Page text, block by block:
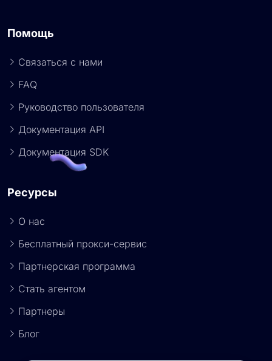
Помощь
Связаться с нами
FAQ
Руководство пользователя
Документация API
Документация SDK
Ресурсы
О нас
Бесплатный прокси-сервис
Партнерская программа
Стать агентом
Партнеры
Блог